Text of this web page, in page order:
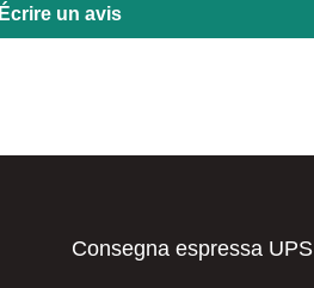
Écrire un avis
Consegna espressa UPS